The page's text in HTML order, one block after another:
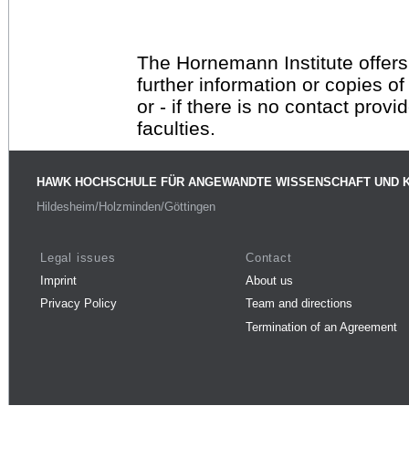
The Hornemann Institute
further information or copies
or - if there is no contact
faculties.
HAWK HOCHSCHULE FÜR ANGEWANDTE WISSENSCHAFT UND
Hildesheim/Holzminden/Göttingen
Legal issues
Imprint
Privacy Policy
Contact
About us
Team and directions
Termination of an Agreement